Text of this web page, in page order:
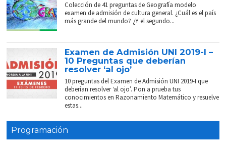
Colección de 41 preguntas de Geografía modelo
examen de admisión de cultura general. ¿Cuál es el país
más grande del mundo? ¿Y el segundo...
Examen de Admisión UNI 2019-I –
10 Preguntas que deberían
resolver ‘al ojo’
10 preguntas del Examen de Admisión UNI 2019-I que
deberían resolver ‘al ojo’. Pon a prueba tus
conocimientos en Razonamiento Matemático y resuelve
estas...
Programación